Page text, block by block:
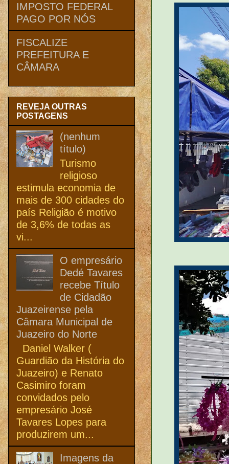
IMPOSTO FEDERAL
PAGO POR NÓS
FISCALIZE
PREFEITURA E
CÂMARA
REVEJA OUTRAS
POSTAGENS
(nenhum
título)
Turismo
religioso
estimula economia de
mais de 300 cidades do
país Religião é motivo
de 3,6% de todas as
vi...
O empresário
Dedé Tavares
recebe Título
de Cidadão
Juazeirense pela
Câmara Municipal de
Juazeiro do Norte
Daniel Walker (
Guardião da História do
Juazeiro) e Renato
Casimiro foram
convidados pelo
empresário José
Tavares Lopes para
produzirem um...
Imagens da